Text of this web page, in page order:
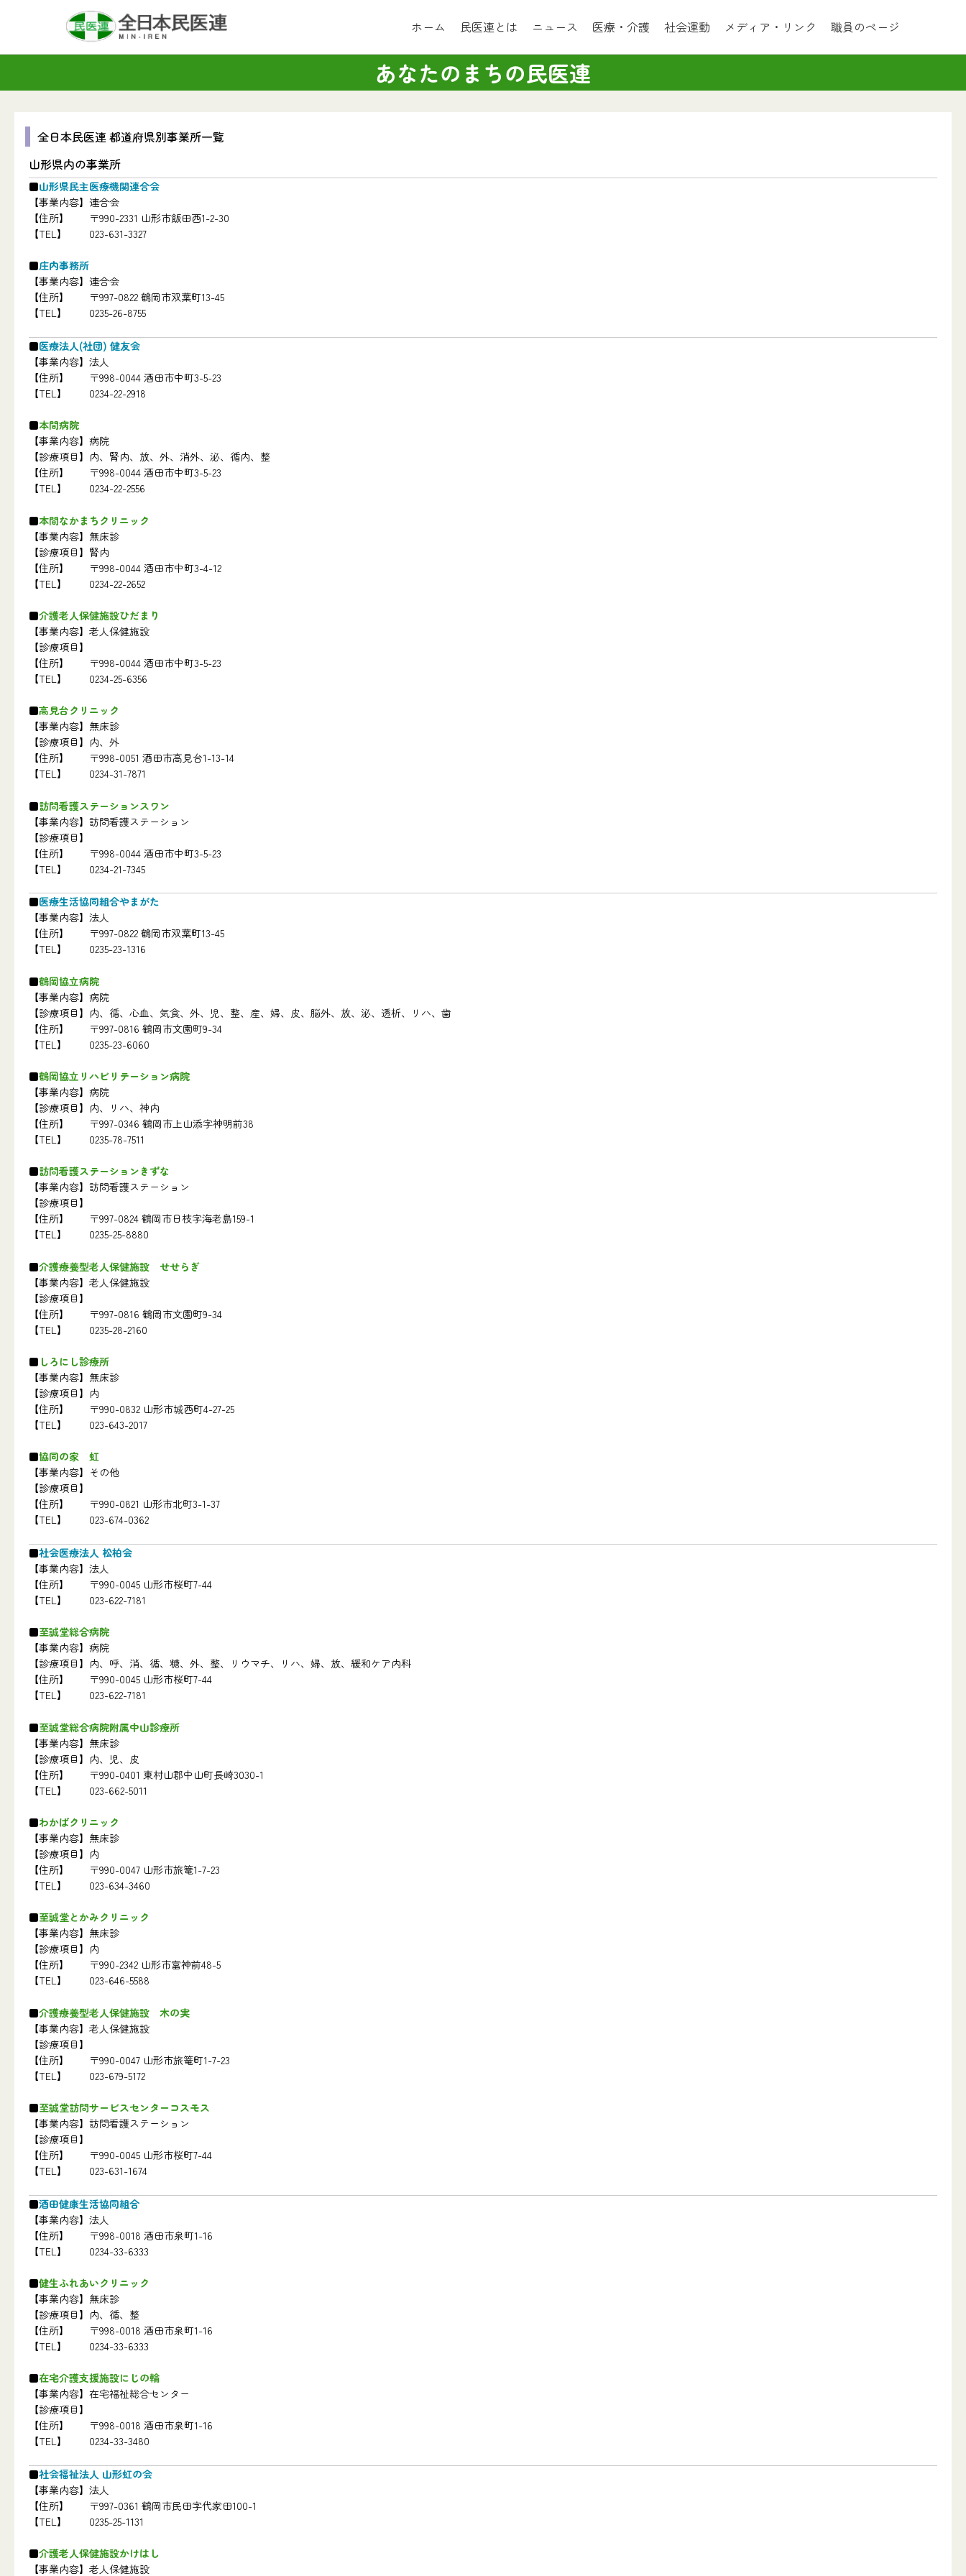
ホーム 民医連とは ニュース 医療・介護 社会運動 メディア・リンク 職員のページ
あなたのまちの民医連
全日本民医連 都道府県別事業所一覧
山形県内の事業所
山形県民主医療機関連合会
【事業内容】 連合会
【住所】
〒990-2331 山形市飯田西1-2-30
【TEL】
023-631-3327
庄内事務所
【事業内容】 連合会
【住所】
〒997-0822 鶴岡市双葉町13-45
【TEL】
0235-26-8755
医療法人(社団) 健友会
【事業内容】 法人
【住所】
〒998-0044 酒田市中町3-5-23
【TEL】
0234-22-2918
本間病院
【事業内容】 病院
【診療項目】 内、腎内、放、外、消外、泌、循内、整
【住所】
〒998-0044 酒田市中町3-5-23
【TEL】
0234-22-2556
本間なかまちクリニック
【事業内容】 無床診
【診療項目】 腎内
【住所】
〒998-0044 酒田市中町3-4-12
【TEL】
0234-22-2652
介護老人保健施設ひだまり
【事業内容】 老人保健施設
【診療項目】
【住所】
〒998-0044 酒田市中町3-5-23
【TEL】
0234-25-6356
高見台クリニック
【事業内容】 無床診
【診療項目】 内、外
【住所】
〒998-0051 酒田市高見台1-13-14
【TEL】
0234-31-7871
訪問看護ステーションスワン
【事業内容】 訪問看護ステーション
【診療項目】
【住所】
〒998-0044 酒田市中町3-5-23
【TEL】
0234-21-7345
医療生活協同組合やまがた
【事業内容】 法人
【住所】
〒997-0822 鶴岡市双葉町13-45
【TEL】
0235-23-1316
鶴岡協立病院
【事業内容】 病院
【診療項目】 内、循、心血、気食、外、児、整、産、婦、皮、脳外、放、泌、透析、リハ、歯
【住所】
〒997-0816 鶴岡市文園町9-34
【TEL】
0235-23-6060
鶴岡協立リハビリテーション病院
【事業内容】 病院
【診療項目】 内、リハ、神内
【住所】
〒997-0346 鶴岡市上山添字神明前38
【TEL】
0235-78-7511
訪問看護ステーションきずな
【事業内容】 訪問看護ステーション
【診療項目】
【住所】
〒997-0824 鶴岡市日枝字海老島159-1
【TEL】
0235-25-8880
介護療養型老人保健施設 せせらぎ
【事業内容】 老人保健施設
【診療項目】
【住所】
〒997-0816 鶴岡市文園町9-34
【TEL】
0235-28-2160
しろにし診療所
【事業内容】 無床診
【診療項目】 内
【住所】
〒990-0832 山形市城西町4-27-25
【TEL】
023-643-2017
協同の家 虹
【事業内容】 その他
【診療項目】
【住所】
〒990-0821 山形市北町3-1-37
【TEL】
023-674-0362
社会医療法人 松柏会
【事業内容】 法人
【住所】
〒990-0045 山形市桜町7-44
【TEL】
023-622-7181
至誠堂総合病院
【事業内容】 病院
【診療項目】 内、呼、消、循、糖、外、整、リウマチ、リハ、婦、放、緩和ケア内科
【住所】
〒990-0045 山形市桜町7-44
【TEL】
023-622-7181
至誠堂総合病院附属中山診療所
【事業内容】 無床診
【診療項目】 内、児、皮
【住所】
〒990-0401 東村山郡中山町長崎3030-1
【TEL】
023-662-5011
わかばクリニック
【事業内容】 無床診
【診療項目】 内
【住所】
〒990-0047 山形市旅篭1-7-23
【TEL】
023-634-3460
至誠堂とかみクリニック
【事業内容】 無床診
【診療項目】 内
【住所】
〒990-2342 山形市富神前48-5
【TEL】
023-646-5588
介護療養型老人保健施設 木の実
【事業内容】 老人保健施設
【診療項目】
【住所】
〒990-0047 山形市旅篭町1-7-23
【TEL】
023-679-5172
至誠堂訪問サービスセンターコスモス
【事業内容】 訪問看護ステーション
【診療項目】
【住所】
〒990-0045 山形市桜町7-44
【TEL】
023-631-1674
酒田健康生活協同組合
【事業内容】 法人
【住所】
〒998-0018 酒田市泉町1-16
【TEL】
0234-33-6333
健生ふれあいクリニック
【事業内容】 無床診
【診療項目】 内、循、整
【住所】
〒998-0018 酒田市泉町1-16
【TEL】
0234-33-6333
在宅介護支援施設にじの輪
【事業内容】 在宅福祉総合センター
【診療項目】
【住所】
〒998-0018 酒田市泉町1-16
【TEL】
0234-33-3480
社会福祉法人 山形虹の会
【事業内容】 法人
【住所】
〒997-0361 鶴岡市民田字代家田100-1
【TEL】
0235-25-1131
介護老人保健施設かけはし
【事業内容】 老人保健施設